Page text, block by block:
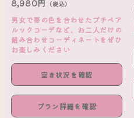
8,980円 （税込）
男女で帯の色を合わせたプチペア
ルックコーデなど、お二人だけの
組み合わせコーディネートをぜひ
お楽しみください
空き状況を確認
プラン詳細を確認